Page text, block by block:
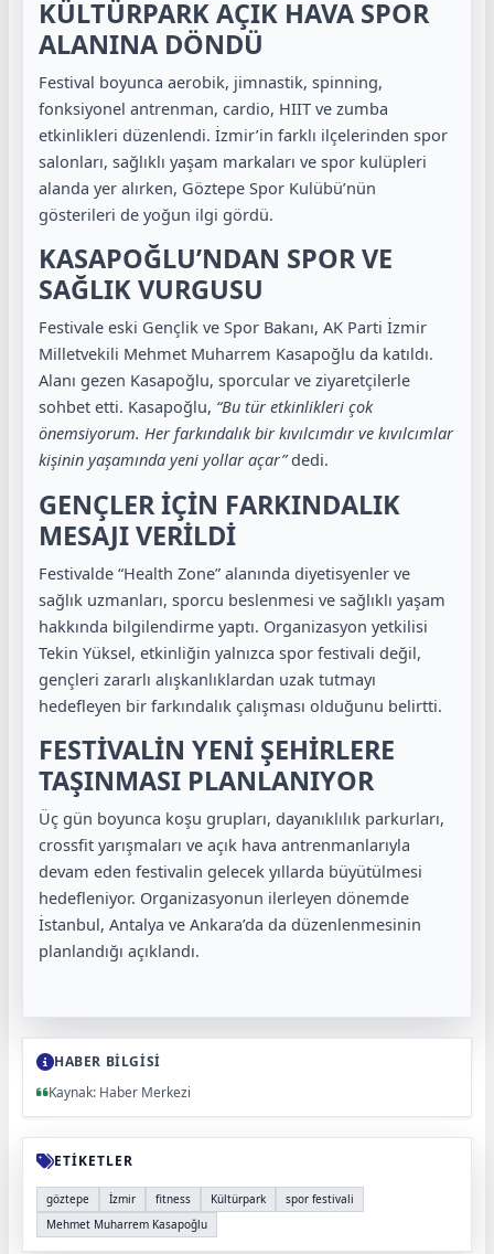
KÜLTÜRPARK AÇIK HAVA SPOR
ALANINA DÖNDÜ
Festival boyunca aerobik, jimnastik, spinning,
fonksiyonel antrenman, cardio, HIIT ve zumba
etkinlikleri düzenlendi. İzmir’in farklı ilçelerinden spor
salonları, sağlıklı yaşam markaları ve spor kulüpleri
alanda yer alırken, Göztepe Spor Kulübü’nün
gösterileri de yoğun ilgi gördü.
KASAPOĞLU’NDAN SPOR VE
SAĞLIK VURGUSU
Festivale eski Gençlik ve Spor Bakanı, AK Parti İzmir
Milletvekili Mehmet Muharrem Kasapoğlu da katıldı.
Alanı gezen Kasapoğlu, sporcular ve ziyaretçilerle
sohbet etti. Kasapoğlu, “Bu tür etkinlikleri çok
önemsiyorum. Her farkındalık bir kıvılcımdır ve kıvılcımlar
kişinin yaşamında yeni yollar açar”dedi.
GENÇLER İÇİN FARKINDALIK
MESAJI VERİLDİ
Festivalde “Health Zone” alanında diyetisyenler ve
sağlık uzmanları, sporcu beslenmesi ve sağlıklı yaşam
hakkında bilgilendirme yaptı. Organizasyon yetkilisi
Tekin Yüksel, etkinliğin yalnızca spor festivali değil,
gençleri zararlı alışkanlıklardan uzak tutmayı
hedefleyen bir farkındalık çalışması olduğunu belirtti.
FESTİVALİN YENİ ŞEHİRLERE
TAŞINMASI PLANLANIYOR
Üç gün boyunca koşu grupları, dayanıklılık parkurları,
crossfit yarışmaları ve açık hava antrenmanlarıyla
devam eden festivalin gelecek yıllarda büyütülmesi
hedefleniyor. Organizasyonun ilerleyen dönemde
İstanbul, Antalya ve Ankara’da da düzenlenmesinin
planlandığı açıklandı.
HABER BİLGİSİ
Kaynak: Haber Merkezi
ETİKETLER
göztepe İzmir fitness Kültürpark
spor festivali
Mehmet Muharrem Kasapoğlu